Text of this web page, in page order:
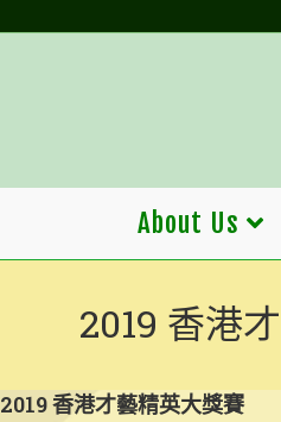
About Us
2019 香港
2019 香港才藝精英大獎賽